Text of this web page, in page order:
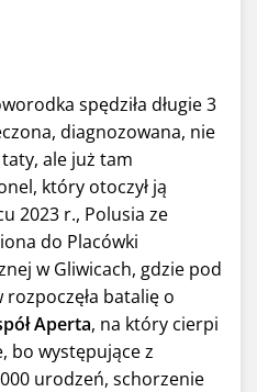
spędziła długie 3
diagnozowana, nie
taty, ale już tam
który otoczył ją
2023 r., Polusia ze
do Placówki
w Gliwicach, gdzie pod
batalię o
Aperta, na który cierpi
bo występujące z
urodzeń, schorzenie